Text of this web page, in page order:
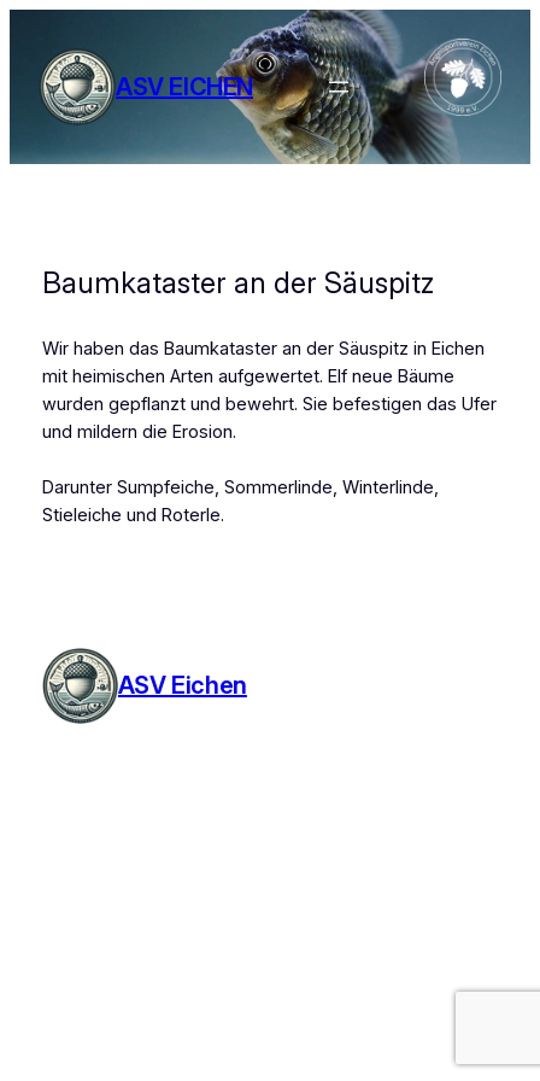
springen
ASV EICHEN
Baumkataster an der Säuspitz
Wir haben das Baumkataster an der Säuspitz in Eichen
mit heimischen Arten aufgewertet. Elf neue Bäume
wurden gepflanzt und bewehrt. Sie befestigen das Ufer
und mildern die Erosion.
Darunter Sumpfeiche, Sommerlinde, Winterlinde,
Stieleiche und Roterle.
ASV Eichen